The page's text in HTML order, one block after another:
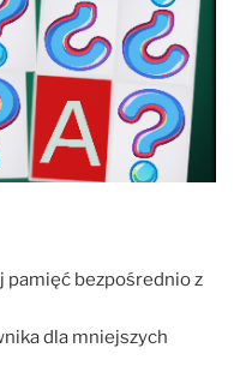
pamięć bezpośrednio z
dla mniejszych